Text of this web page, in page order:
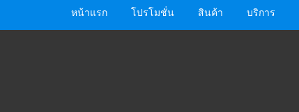
หน้าแรก โปรโมชั่น สินค้า บริการ